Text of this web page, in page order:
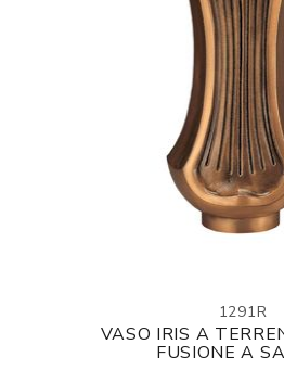
1291R
VASO IRIS A
FUSIONE A